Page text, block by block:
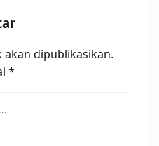
akan dipublikasikan.
*